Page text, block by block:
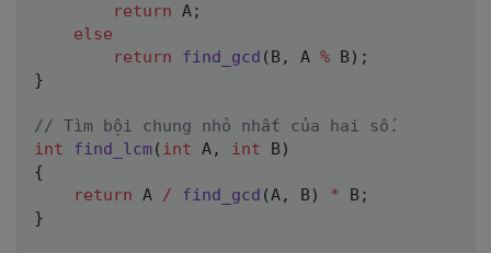
.,
N
return A;
else
return
find_gcd ( B, A % B) ;
}
// Tìm bội chung nhỏ nhất của hai số.
int
find_lcm( int A, int B)
{
return A / find_gcd (A, B) * B;
}